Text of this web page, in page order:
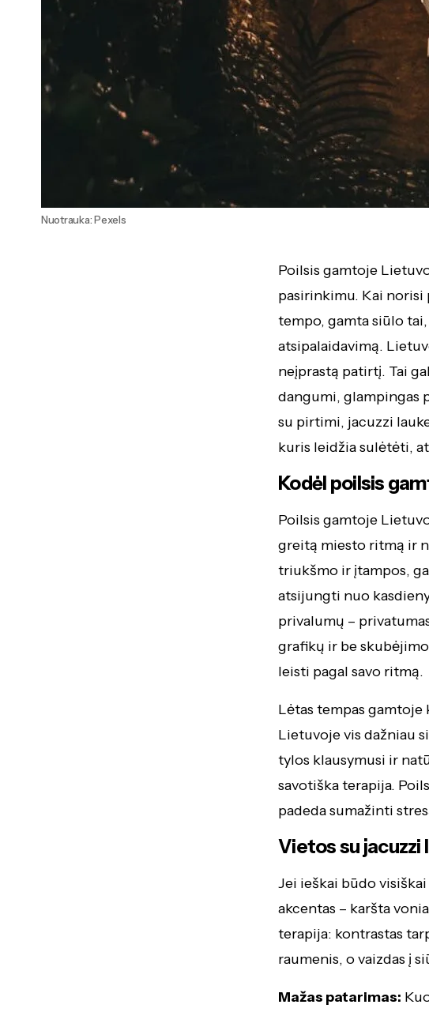
Nuotrauka: Pexels
Poilsis gamtoje
pasirinkimu. Kai
tempo, gamta siūlo
atsipalaidavimą.
neįprastą patirtį. Tai
dangumi, glampingas
su pirtimi, jacuzzi
kuris leidžia sulėtėti,
Kodėl poilsis
Poilsis gamtoje
greitą miesto ritmą ir
triukšmo ir įtampos,
atsijungti nuo
privalumų –
grafikų ir be
leisti pagal savo ritmą.
Lėtas tempas
Lietuvoje vis dažniau
tylos klausymusi ir
savotiška terapija.
padeda sumažinti
Vietos su jacuzzi
Jei ieškai būdo
akcentas – karšta
terapija: kontrastas
raumenis, o vaizdas į
Mažas patarimas: